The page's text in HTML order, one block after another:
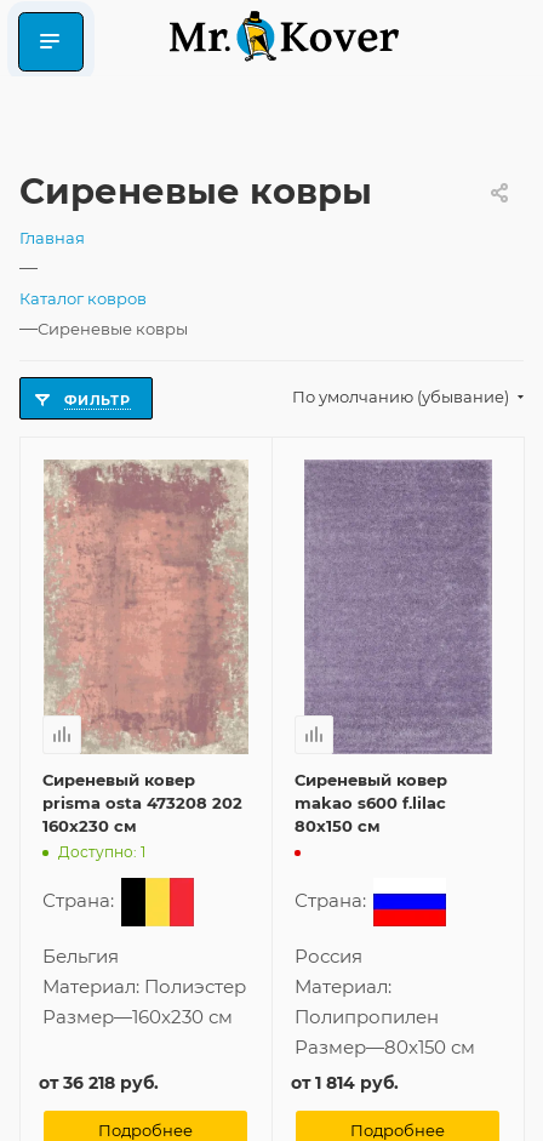
Сиреневые ковры
Главная
—
Каталог ковров
—Сиреневые ковры
ФИЛЬТР По умолчанию (убывание)
Сиреневый ковер
prisma osta 473208 202
160x230 см
Доступно: 1
Страна:
Бельгия
Материал: Полиэстер
Размер—160x230 см
от36 218 руб.
Подробнее
Сиреневый ковер
makao s600 f.lilac
80x150 см
Страна:
Россия
Материал:
Полипропилен
Размер—80x150 см
от1 814 руб.
Подробнее